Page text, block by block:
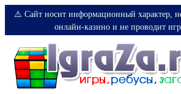
⚠️ Сайт носит информационный характер,
онлайн-казино и не проводит